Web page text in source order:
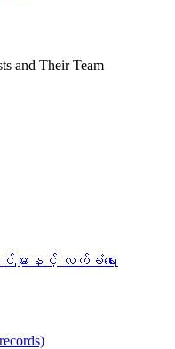
and Their Team
င်များနှင့် လက်ခံရေး